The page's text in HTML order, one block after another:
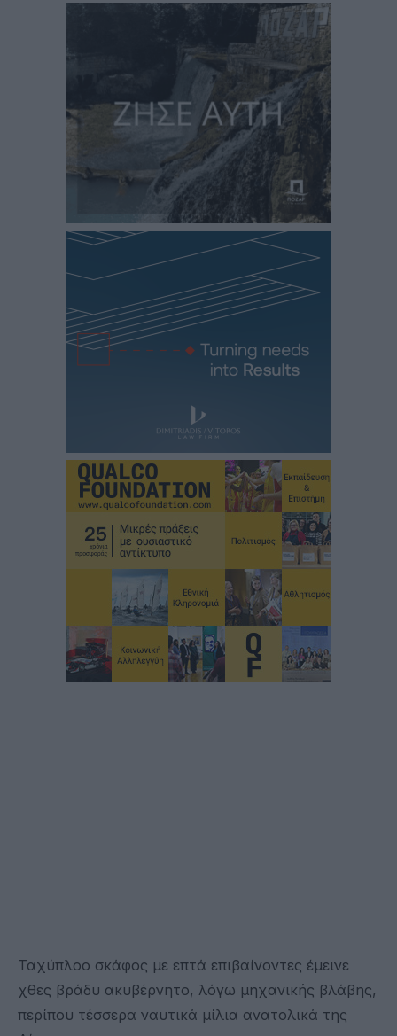
Ταχύπλοο σκάφος με επτά επιβαίνοντες έμεινε
χθες βράδυ ακυβέρνητο, λόγω μηχανικής βλάβης,
περίπου τέσσερα ναυτικά μίλια ανατολικά της